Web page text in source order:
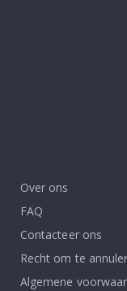
Over ons
FAQ
Contacteer ons
Recht om te
Algemene